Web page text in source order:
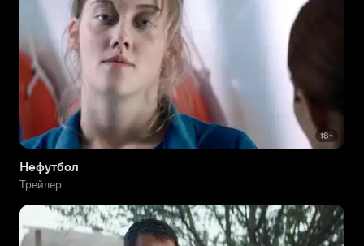
Нефутбол
Трейлер